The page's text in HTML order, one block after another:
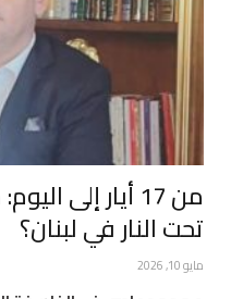
من 17 أيار إلى
تحت النار في لبنان؟
مايو 10, 2026